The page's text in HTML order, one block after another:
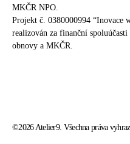
MKČR NPO.
Projekt č. 0380000994 “Inovace
realizován za finanční
obnovy a MKČR.
©2026 Atelier9. Všechna práva